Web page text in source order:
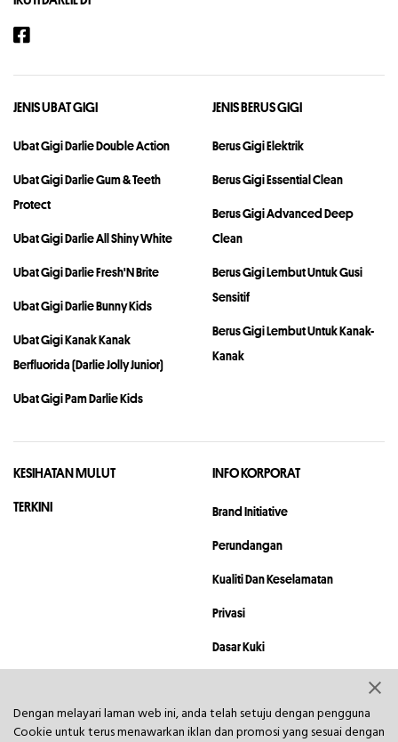
Dengan melayari laman web ini, anda telah setuju dengan pengguna
Cookie untuk terus menawarkan iklan dan promosi yang sesuai dengan
JENIS UBAT GIGI
Ubat Gigi Darlie Double Action
Ubat Gigi Darlie Gum & Teeth
Protect
Ubat Gigi Darlie All Shiny White
Ubat Gigi Darlie Fresh'N Brite
Ubat Gigi Darlie Bunny Kids
Ubat Gigi Kanak Kanak
Berfluorida (Darlie Jolly Junior)
Ubat Gigi Pam Darlie Kids
JENIS BERUS GIGI
Berus Gigi Elektrik
Berus Gigi Essential Clean
Berus Gigi Advanced Deep
Clean
Berus Gigi Lembut Untuk Gusi
Sensitif
Berus Gigi Lembut Untuk Kanak-
Kanak
KESIHATAN MULUT
TERKINI
INFO KORPORAT
Brand Initiative
Perundangan
Kualiti Dan Keselamatan
Privasi
Dasar Kuki
Hubungi